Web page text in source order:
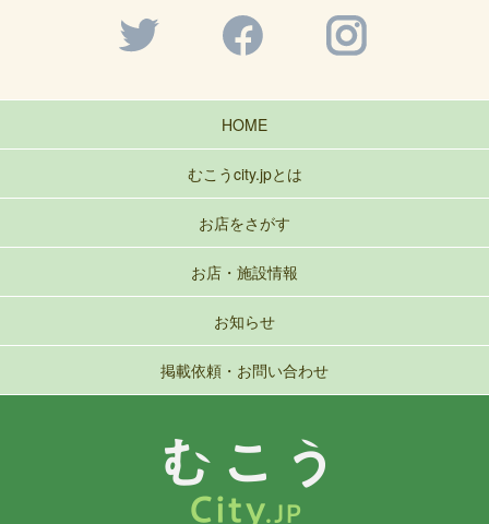
HOME
むこうcity.jpとは
お店をさがす
お店・施設情報
お知らせ
掲載依頼・お問い合わせ